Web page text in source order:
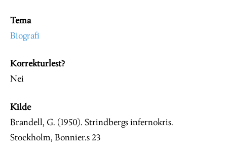
Tema
Biografi
Korrekturlest?
Nei
Kilde
Brandell, G. (1950). Strindbergs infernokris.
Stockholm, Bonnier.s 23